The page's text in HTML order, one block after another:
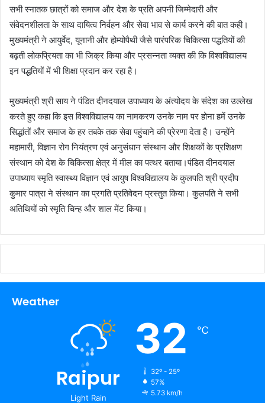
सभी स्नातक छात्रों को समाज और देश के प्रति अपनी जिम्मेदारी और
संवेदनशीलता के साथ दायित्व निर्वहन और सेवा भाव से कार्य करने की बात कही।
मुख्यमंत्री ने आयुर्वेद, यूनानी और होम्योपैथी जैसे पारंपरिक चिकित्सा पद्धतियों की
बढ़ती लोकप्रियता का भी जिक्र किया और प्रसन्नता व्यक्त की कि विश्वविद्यालय
इन पद्धतियों में भी शिक्षा प्रदान कर रहा है।
मुख्यमंत्री श्री साय ने पंडित दीनदयाल उपाध्याय के अंत्योदय के संदेश का उल्लेख
करते हुए कहा कि इस विश्वविद्यालय का नामकरण उनके नाम पर होना हमें उनके
सिद्धांतों और समाज के हर तबके तक सेवा पहुंचाने की प्रेरणा देता है। उन्होंने
महामारी, विज्ञान रोग नियंत्रण एवं अनुसंधान संस्थान और शिक्षकों के प्रशिक्षण
संस्थान को देश के चिकित्सा क्षेत्र में मील का पत्थर बताया।पंडित दीनदयाल
उपाध्याय स्मृति स्वास्थ्य विज्ञान एवं आयुष विश्वविद्यालय के कुलपति श्री प्रदीप
कुमार पात्रा ने संस्थान का प्रगति प्रतिवेदन प्रस्तुत किया। कुलपति ने सभी
अतिथियों को स्मृति चिन्ह और शाल मेंट किया।
Weather
Raipur
Light Rain
32 ℃
32º - 25º
57%
5.73 km/h